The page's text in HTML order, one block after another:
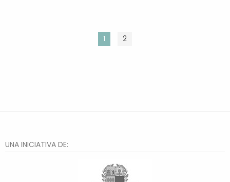
1 2
UNA INICIATIVA DE: